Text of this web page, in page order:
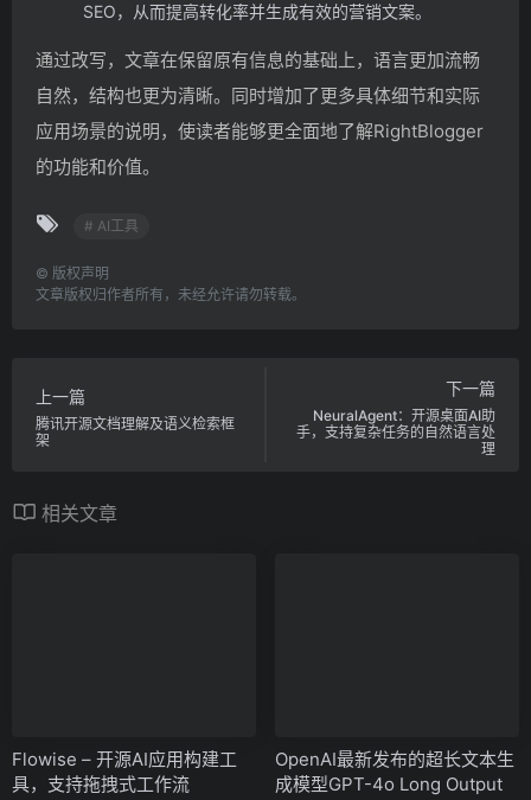
SEO，从而提高转化率并生成有效的营销文案。
通过改写，文章在保留原有信息的基础上，语言更加流畅
自然，结构也更为清晰。同时增加了更多具体细节和实际
应用场景的说明，使读者能够更全面地了解RightBlogger
的功能和价值。
# AI工具
© 版权声明
文章版权归作者所有，未经允许请勿转载。
上一篇
腾讯开源文档理解及语义检索框
架
下一篇
NeuralAgent：开源桌面AI助
手，支持复杂任务的自然语言处
理
相关文章
Flowise – 开源AI应用构建工
具，支持拖拽式工作流
OpenAI最新发布的超长文本生
成模型GPT-4o Long Output